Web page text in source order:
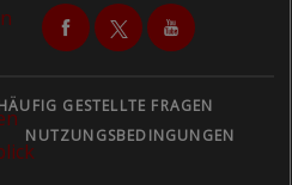
GESTELLTE FRAGEN
NUTZUNGSBEDINGUNGEN